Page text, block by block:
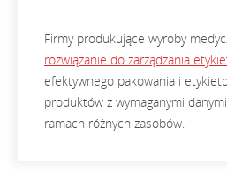
Firmy produkujące wyroby
rozwiązanie do zarządzania
efektywnego pakowania i
produktów z wymaganymi
ramach różnych zasobów.